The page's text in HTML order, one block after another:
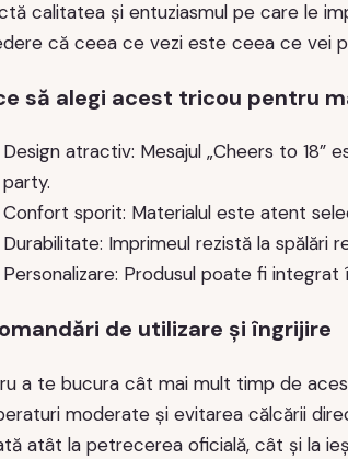
calitatea și entuziasmul pe care le
că ceea ce vezi este ceea ce vei
să alegi acest tricou pentru
Design atractiv: Mesajul „Cheers to
party.
Confort sporit: Materialul este atent
Durabilitate: Imprimeul rezistă la spălări
Personalizare: Produsul poate fi
de utilizare și îngrijire
a te bucura cât mai mult timp de
moderate și evitarea călcării
atât la petrecerea oficială, cât și la